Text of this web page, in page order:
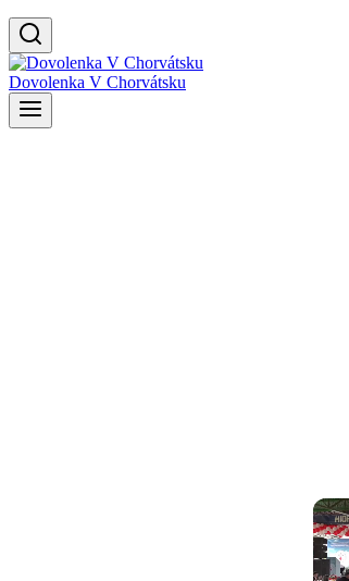
Dovolenka V Chorvátsku